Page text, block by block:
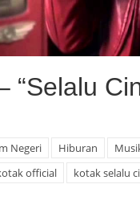
“Selalu
Negeri Hiburan
official kotak selalu